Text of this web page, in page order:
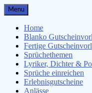
Skip
to
content
Menu
Home
Blanko
Fertige
Sprüchethemen
Lyriker, Dichter &
Sprüche einreichen
Erlebnisgutscheine
Anlässe